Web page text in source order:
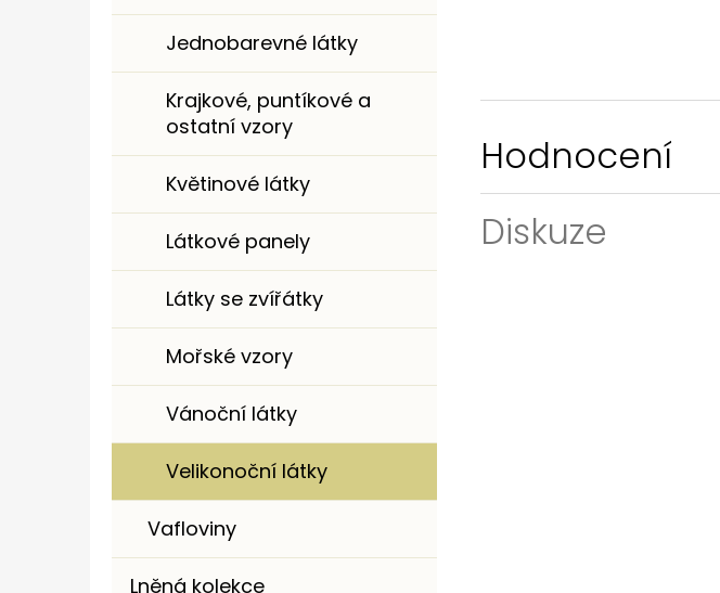
Jednobarevné látky
Krajkové, puntíkové a
ostatní vzory
Květinové látky
Látkové panely
Látky se zvířátky
Mořské vzory
Vánoční látky
Velikonoční látky
Vafloviny
Lněná kolekce
Hodnocení
Diskuze